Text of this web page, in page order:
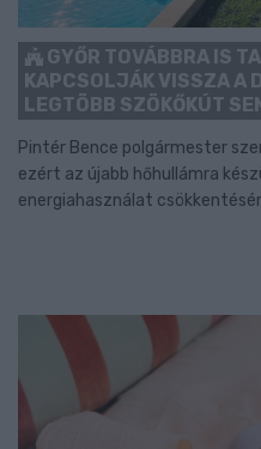
GYŐR TOVÁBBRA IS
KAPCSOLJÁK VISSZA A
LEGTÖBB SZÖKŐKÚT
Pintér Bence polgármester
ezért az újabb hőhullámra
energiahasználat